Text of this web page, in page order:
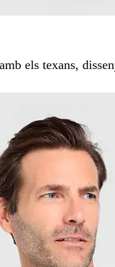
els texans,